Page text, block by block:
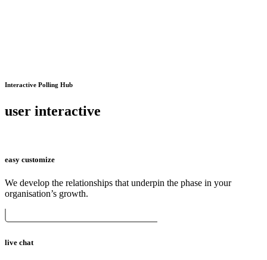
Interactive Polling Hub
user interactive
easy customize
We develop the relationships that underpin the phase in your
organisation’s growth.
live chat